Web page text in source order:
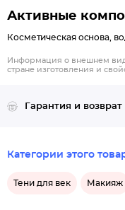
Активные
Косметическая основа,
Информация о внешнем
стране изготовления и
Гарантия и возврат
Категории этого
Тени для век Макияж